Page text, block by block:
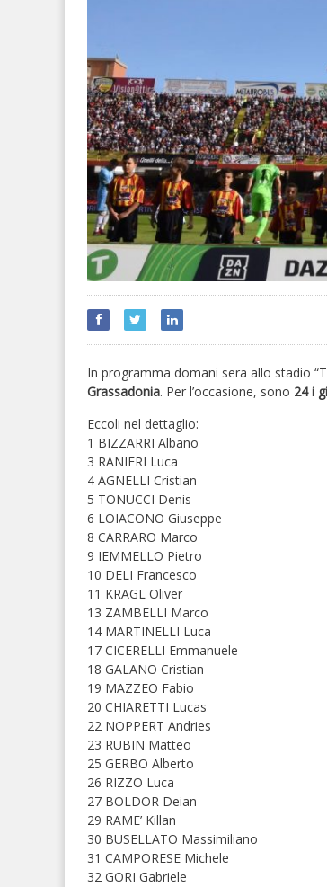
In programma domani sera allo stadio
Grassadonia. Per l’occasione, sono 24 i
Eccoli nel dettaglio:
1 BIZZARRI Albano
3 RANIERI Luca
4 AGNELLI Cristian
5 TONUCCI Denis
6 LOIACONO Giuseppe
8 CARRARO Marco
9 IEMMELLO Pietro
10 DELI Francesco
11 KRAGL Oliver
13 ZAMBELLI Marco
14 MARTINELLI Luca
17 CICERELLI Emmanuele
18 GALANO Cristian
19 MAZZEO Fabio
20 CHIARETTI Lucas
22 NOPPERT Andries
23 RUBIN Matteo
25 GERBO Alberto
26 RIZZO Luca
27 BOLDOR Deian
29 RAME’ Killan
30 BUSELLATO Massimiliano
31 CAMPORESE Michele
32 GORI Gabriele